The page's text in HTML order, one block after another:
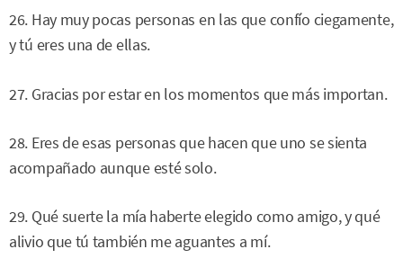
26. Hay muy pocas personas en las que confío ciegamente,
y tú eres una de ellas.
27. Gracias por estar en los momentos que más importan.
28. Eres de esas personas que hacen que uno se sienta
acompañado aunque esté solo.
29. Qué suerte la mía haberte elegido como amigo, y qué
alivio que tú también me aguantes a mí.